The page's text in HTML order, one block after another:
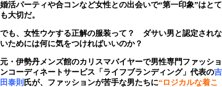
婚活パーティや合コンなど女性との出会いで“第一印象”はとて
も大切だ。
でも、女性ウケする正解の服装って？ ダサい男と認定されな
いためには何に気をつければいいのか？
元・伊勢丹メンズ館のカリスマバイヤーで男性専門ファッショ
ンコーディネートサービス「ライフブランディング」代表の吉
田泰則 氏が、ファッションが苦手な男たちに“ロジカルな着こ